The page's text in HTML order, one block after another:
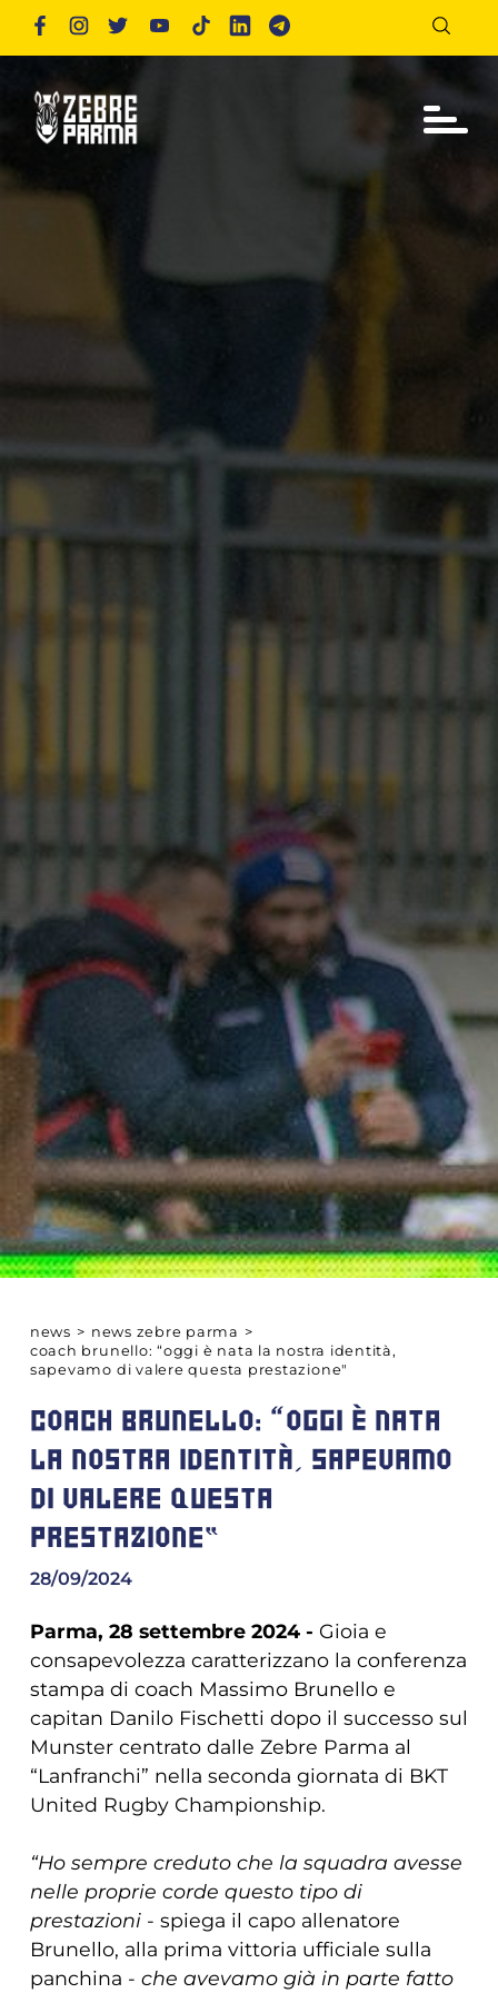
news > news zebre parma >
coach brunello: “oggi è nata la nostra identità,
sapevamo di valere questa prestazione"
COACH BRUNELLO: “OGGI È NATA
LA NOSTRA IDENTITÀ, SAPEVAMO
DI VALERE QUESTA
PRESTAZIONE"
28/09/2024
Parma, 28 settembre 2024 - Gioia e
consapevolezza caratterizzano la conferenza
stampa di coach Massimo Brunello e
capitan Danilo Fischetti dopo il successo sul
Munster centrato dalle Zebre Parma al
“Lanfranchi” nella seconda giornata di BKT
United Rugby Championship.
“Ho sempre creduto che la squadra avesse
nelle proprie corde questo tipo di
prestazioni - spiega il capo allenatore
Brunello, alla prima vittoria ufficiale sulla
panchina - che avevamo già in parte fatto